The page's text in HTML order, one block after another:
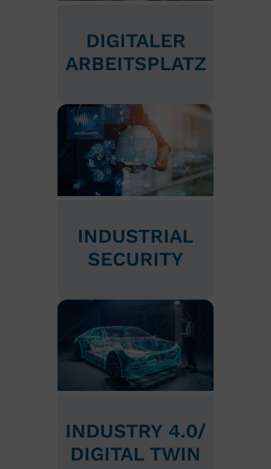
DIGITALER
ARBEITSPLATZ
INDUSTRIAL
SECURITY
INDUSTRY 4.0/
DIGITAL TWIN